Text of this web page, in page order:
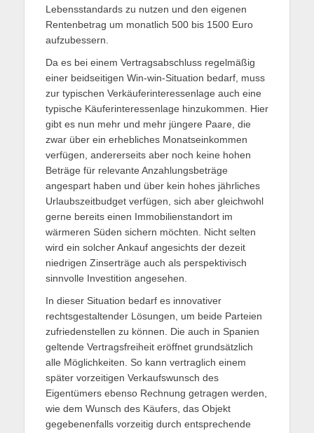
Lebensstandards zu nutzen und den eigenen
Rentenbetrag um monatlich 500 bis 1500 Euro
aufzubessern.
Da es bei einem Vertragsabschluss regelmäßig
einer beidseitigen Win-win-Situation bedarf, muss
zur typischen Verkäuferinteressenlage auch eine
typische Käuferinteressenlage hinzukommen. Hier
gibt es nun mehr und mehr jüngere Paare, die
zwar über ein erhebliches Monatseinkommen
verfügen, andererseits aber noch keine hohen
Beträge für relevante Anzahlungsbeträge
angespart haben und über kein hohes jährliches
Urlaubszeitbudget verfügen, sich aber gleichwohl
gerne bereits einen Immobilienstandort im
wärmeren Süden sichern möchten. Nicht selten
wird ein solcher Ankauf angesichts der dezeit
niedrigen Zinserträge auch als perspektivisch
sinnvolle Investition angesehen.
In dieser Situation bedarf es innovativer
rechtsgestaltender Lösungen, um beide Parteien
zufriedenstellen zu können. Die auch in Spanien
geltende Vertragsfreiheit eröffnet grundsätzlich
alle Möglichkeiten. So kann vertraglich einem
später vorzeitigen Verkaufswunsch des
Eigentümers ebenso Rechnung getragen werden,
wie dem Wunsch des Käufers, das Objekt
gegebenenfalls vorzeitig durch entsprechende